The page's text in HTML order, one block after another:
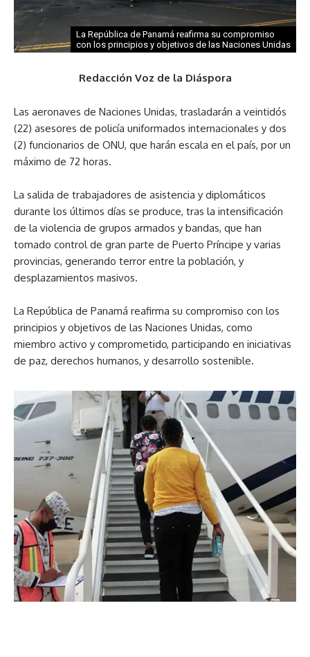
La República de Panamá reafirma su compromiso
con los principios y objetivos de las Naciones Unidas
Redacción Voz de la Diáspora
Las aeronaves de Naciones Unidas, trasladarán a veintidós
(22) asesores de policía uniformados internacionales y dos
(2) funcionarios de ONU, que harán escala en el país, por un
máximo de 72 horas.
La salida de trabajadores de asistencia y diplomáticos
durante los últimos días se produce, tras la intensificación
de la violencia de grupos armados y bandas, que han
tomado control de gran parte de Puerto Príncipe y varias
provincias, generando terror entre la población, y
desplazamientos masivos.
La República de Panamá reafirma su compromiso con los
principios y objetivos de las Naciones Unidas, como
miembro activo y comprometido, participando en iniciativas
de paz, derechos humanos, y desarrollo sostenible.